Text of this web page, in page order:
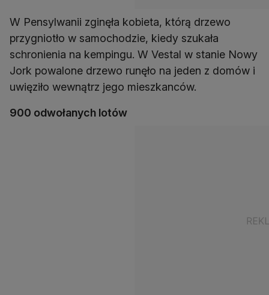
W Pensylwanii zginęła kobieta, którą drzewo
przygniotło w samochodzie, kiedy szukała
schronienia na kempingu. W Vestal w stanie Nowy
Jork powalone drzewo runęło na jeden z domów i
uwięziło wewnątrz jego mieszkanców.
900 odwołanych lotów